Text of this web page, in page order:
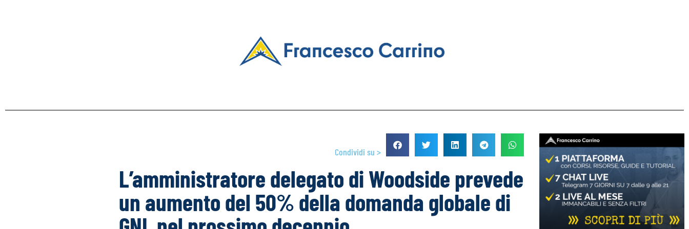
Condividi su >
L’amministratore delegato di Woodside prevede
un aumento del 50% della domanda globale di